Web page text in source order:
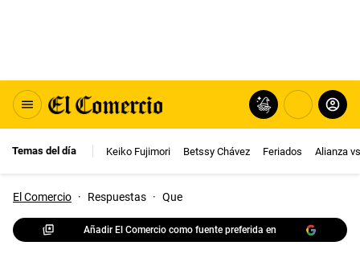
Temas del día Keiko Fujimori Betssy Chávez Feriados Alianza
El Comercio · Respuestas · Que
Añadir El Comercio como fuente preferida en